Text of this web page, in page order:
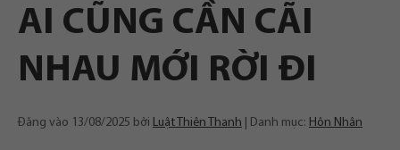
AI CŨNG CẦN CÃI
NHAU MỚI RỜI ĐI
Đăng vào 13/08/2025 bởi Luật Thiên Thanh Danh mục: Hôn Nhân